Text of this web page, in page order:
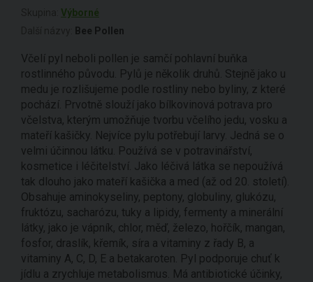
Výborné
Bee Pollen
Včelí pyl neboli pollen je samčí pohlavní buňka
rostlinného původu. Pylů je několik druhů. Stejně jako u
medu je rozlišujeme podle rostliny nebo byliny, z které
pochází. Prvotně slouží jako bílkovinová potrava pro
včelstva, kterým umožňuje tvorbu včelího jedu, vosku a
mateří kašičky. Nejvíce pylu potřebují larvy. Jedná se o
velmi účinnou látku. Používá se v potravinářství,
kosmetice i léčitelství. Jako léčivá látka se nepoužívá
tak dlouho jako mateří kašička a med (až od 20. století).
Obsahuje aminokyseliny, peptony, globuliny, glukózu,
fruktózu, sacharózu, tuky a lipidy, fermenty a minerální
látky, jako je vápník, chlor, měď, železo, hořčík, mangan,
fosfor, draslík, křemík, síra a vitaminy z řady B, a
vitaminy A, C, D, E a betakaroten. Pyl podporuje chuť k
jídlu a zrychluje metabolismus. Má antibiotické účinky,